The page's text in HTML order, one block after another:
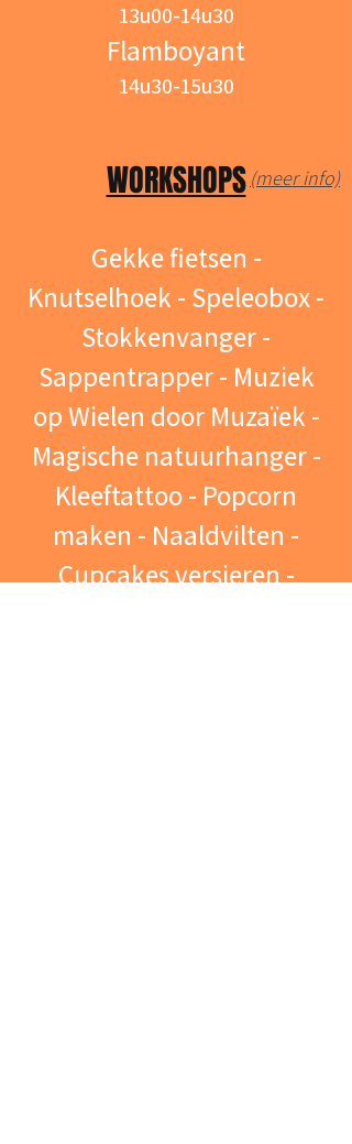
13u00-14u30
Flamboyant
14u30-15u30
WORKSHOPS
Gekke fietsen -
Knutselhoek - Speleobox -
Stokkenvanger -
Sappentrapper - Muziek
op Wielen door Muzaïek -
Magische natuurhanger -
Kleeftattoo - Popcorn
maken - Naaldvilten -
Cupcakes versieren -
(meer info)